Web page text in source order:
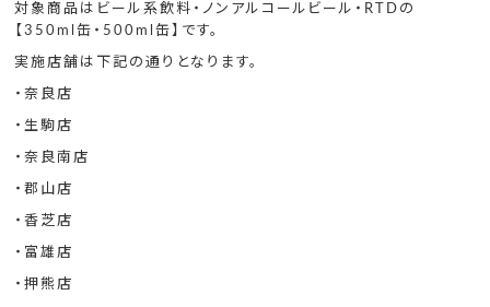
対象商品はビール系飲料・ノンアルコールビール・RTDの
【350ml缶・500ml缶】です。
実施店舗は下記の通りとなります。
・奈良店
・生駒店
・奈良南店
・郡山店
・香芝店
・富雄店
・押熊店